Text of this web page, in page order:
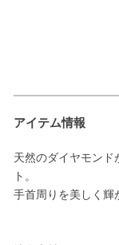
アイテム情報
天然のダイヤモンド
ト。
手首周りを美しく輝